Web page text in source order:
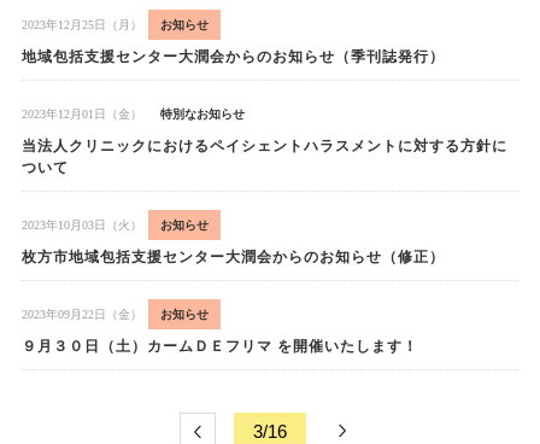
2023年12月25日（月） お知らせ
地域包括支援センター大潤会からのお知らせ（季刊誌発行）
2023年12月01日（金） 特別なお知らせ
当法人クリニックにおけるペイシェントハラスメントに対する方針に
ついて
2023年10月03日（火） お知らせ
枚方市地域包括支援センター大潤会からのお知らせ（修正）
2023年09月22日（金） お知らせ
９月３０日（土）カームＤＥフリマ を開催いたします！
3/16